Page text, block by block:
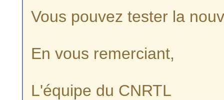
Vous pouvez tester la
En vous remerciant,
L'équipe du CNRTL